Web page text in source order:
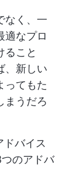
なく、一
適なプロ
ること
、新しい
ってもた
まうだろ
バイス
のアドバ